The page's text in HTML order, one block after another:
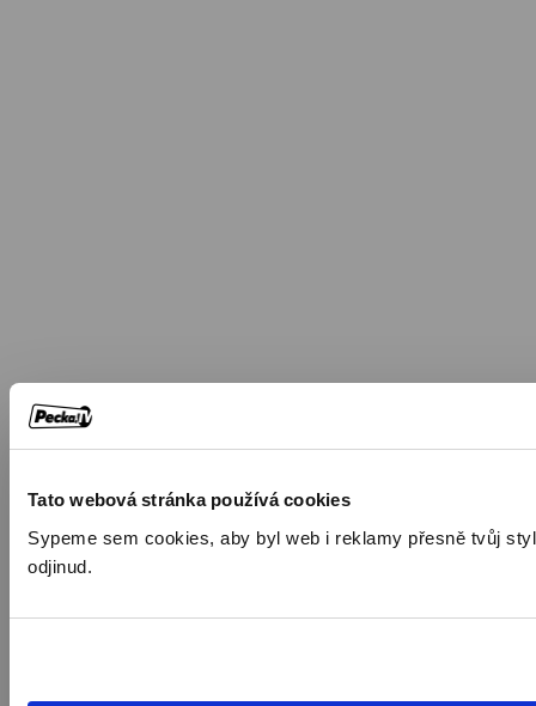
Tato webová stránka používá cookies
Sypeme sem cookies, aby byl web i reklamy přesně tvůj
odjinud.